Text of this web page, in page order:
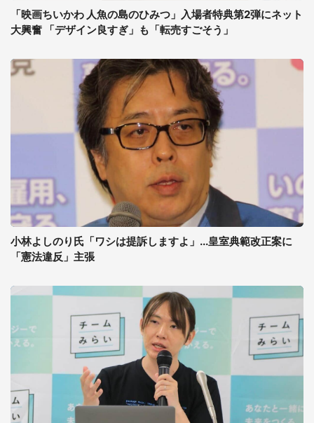
「映画ちいかわ 人魚の島のひみつ」入場者特典第2弾にネット
大興奮 「デザイン良すぎ」も「転売すごそう」
小林よしのり氏「ワシは提訴しますよ」...皇室典範改正案に
「憲法違反」主張